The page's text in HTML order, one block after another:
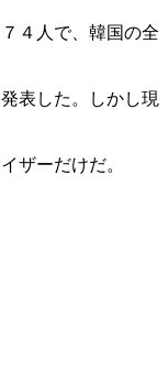
４人で、韓国の全
表した。しかし現
ザーだけだ。